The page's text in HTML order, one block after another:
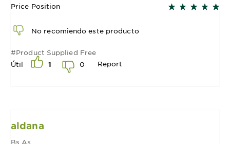
Price Position
No recomiendo este producto
#Product Supplied Free
Útil
1 0 Report
aldana
Bs As